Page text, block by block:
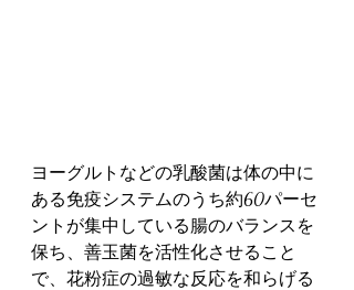
ヨーグルトなどの乳酸菌は体の中に
ある免疫システムのうち約60パーセ
ントが集中している腸のバランスを
保ち、善玉菌を活性化させること
で、花粉症の過敏な反応を和らげる